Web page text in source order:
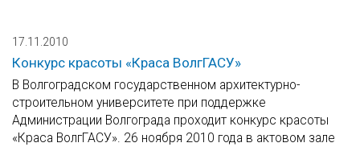
17.11.2010
Конкурс красоты «Краса ВолгГАСУ»
В Волгоградском государственном архитектурно-
строительном университете при поддержке
Администрации Волгограда проходит конкурс красоты
«Краса ВолгГАСУ». 26 ноября 2010 года в актовом зале